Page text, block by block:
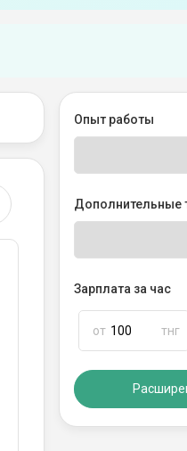
Опыт работы
Дополнительные
Зарплата за час
от тнг